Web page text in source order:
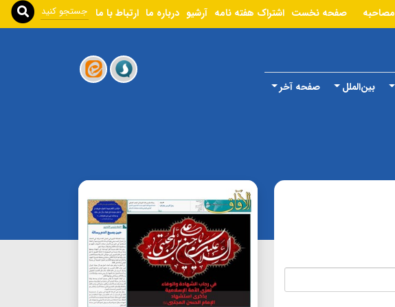
مصاحبه صفحه نخست اشتراک هفته نامه آرشیو درباره ما ارتباط با ما
بین‌الملل صفحه آخر